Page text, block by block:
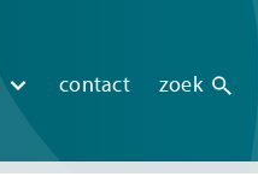
contact zoek